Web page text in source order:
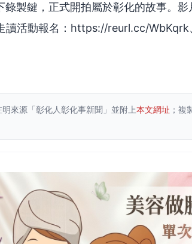
製鍵，正式開拍屬於彰化的故事。影
活動報名：https://reurl.cc/WbKqrk
來源「彰化人彰化事新聞」並附上本文網址 ；複